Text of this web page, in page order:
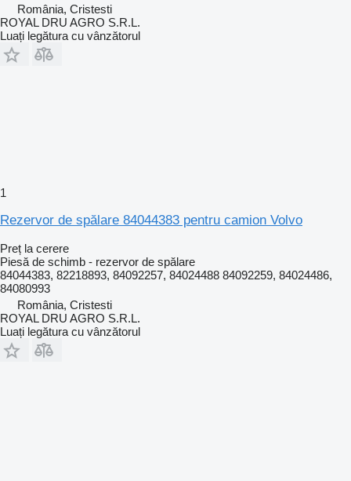
România, Cristesti
ROYAL DRU AGRO S.R.L.
Luați legătura cu vânzătorul
1
Rezervor de spălare 84044383 pentru camion Volvo
Preț la cerere
Piesă de schimb - rezervor de spălare
84044383, 82218893, 84092257, 84024488 84092259, 84024486,
84080993
România, Cristesti
ROYAL DRU AGRO S.R.L.
Luați legătura cu vânzătorul